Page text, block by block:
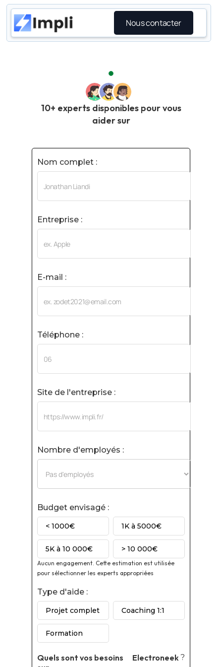
Nous contacter
10+ experts disponibles pour vous
aider sur
Nom complet :
Entreprise :
E-mail :
Téléphone :
Site de l'entreprise :
Nombre d'employés :
Budget envisagé :
< 1000€ 1K à 5000€
5K à 10 000€ > 10 000€
Aucun engagement. Cette estimation est utilisée
pour sélectionner les experts appropriées
Type d'aide :
Projet complet Coaching 1:1
Formation
Quels sont vos besoins
Electroneek?